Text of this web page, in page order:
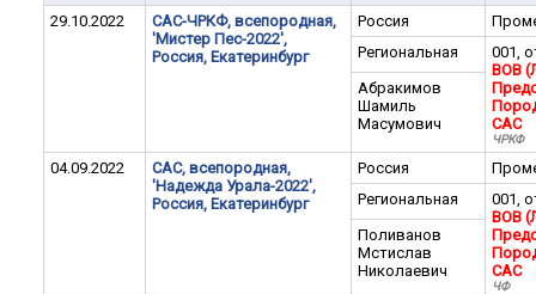
29.10.2022
САС-ЧРКФ, всепородная,
'Мистер Пес-2022',
Россия, Екатеринбург
Россия
Региональная
001,
BOB
CAC
ЧРКФ
Абракимов
Шамиль
Масумович
04.09.2022
САС, всепородная,
'Надежда Урала-2022',
Россия, Екатеринбург
Россия
Региональная
001,
BOB
CAC
ЧФ
Поливанов
Мстислав
Николаевич